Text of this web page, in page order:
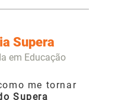
Supera
em Educação
me tornar
Supera